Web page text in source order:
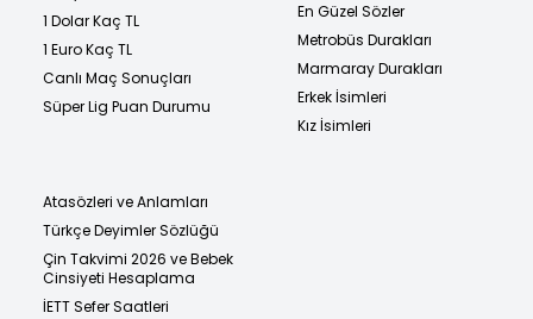
1 Dolar Kaç TL
1 Euro Kaç TL
Canlı Maç Sonuçları
Süper Lig Puan Durumu
En Güzel Sözler
Metrobüs Durakları
Marmaray Durakları
Erkek İsimleri
Kız İsimleri
Atasözleri ve Anlamları
Türkçe Deyimler Sözlüğü
Çin Takvimi 2026 ve Bebek
Cinsiyeti Hesaplama
İETT Sefer Saatleri